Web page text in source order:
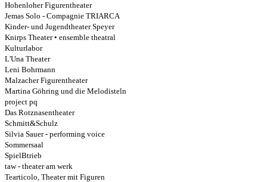
Hohenloher Figurentheater
Jemas Solo - Compagnie TRIARCA
Kinder- und Jugendtheater Speyer
Knirps Theater • ensemble theatral
Kulturlabor
L'Una Theater
Leni Bohrmann
Malzacher Figurentheater
Martina Göhring und die Melodisteln
project pq
Das Rotznasentheater
Schmitt&Schulz
Silvia Sauer - performing voice
Sommersaal
SpielBtrieb
taw - theater am werk
Tearticolo, Theater mit Figuren